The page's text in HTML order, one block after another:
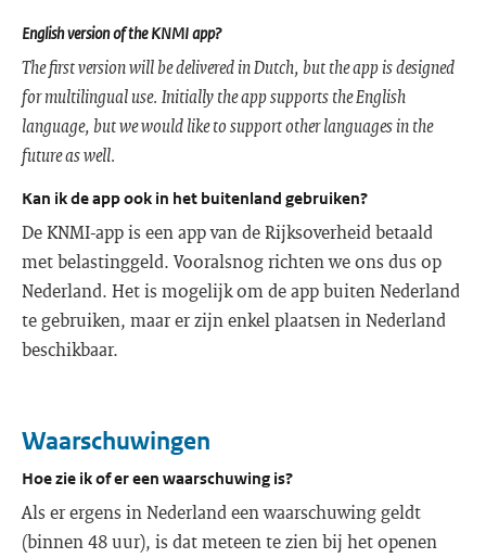
English version of the KNMI app?
The first version will be delivered in Dutch, but the app is designed
for multilingual use. Initially the app supports the English
language, but we would like to support other languages in the
future as well.
Kan ik de app ook in het buitenland gebruiken?
De KNMI-app is een app van de Rijksoverheid betaald
met belastinggeld. Vooralsnog richten we ons dus op
Nederland. Het is mogelijk om de app buiten Nederland
te gebruiken, maar er zijn enkel plaatsen in Nederland
beschikbaar.
Waarschuwingen
Hoe zie ik of er een waarschuwing is?
Als er ergens in Nederland een waarschuwing geldt
(binnen 48 uur), is dat meteen te zien bij het openen